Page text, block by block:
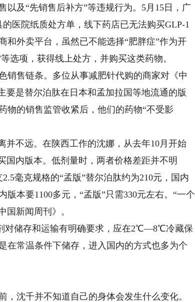
及“先销售后补方”等违规行为。5月15日，广
医院纸质处方单，线下药店已无法购买GLP-1
和外卖平台，虽然已不能选择“肥胖症”作为开
选项，获得线上处方，并购买这类药物。
售链条。多位从事减肥针代购的商家对《中
要是替尔泊肽在日本和孟加拉国等地流通的版
物的销售监管收紧后，他们的药物“不受影
不远。在陕西工作的沈娜，从去年10月开始
国内版本。低剂量时，两者价格差距并不明
毫克规格的“孟版”替尔泊肽约为210元，国内
本要1100多元，“孟版”只需330元左右。“一个
国新闻周刊》。
储存和运输有明确要求，应在2℃—8℃冷藏保
在常温条件下储存，进入国内的方式也多为个
沈千并不知道自己的身体会发生什么变化。